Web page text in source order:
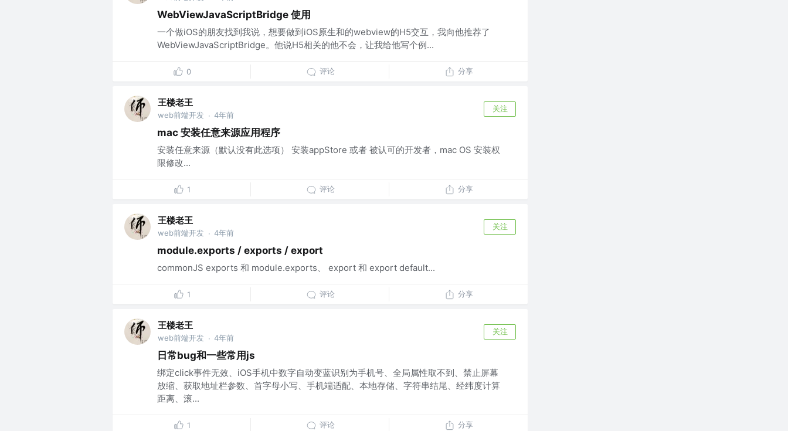
WebViewJavaScriptBridge 使用
一个做iOS的朋友找到我说，想要做到iOS原生和的webview的H5交互，我向他推荐了
WebViewJavaScriptBridge。他说H5相关的他不会，让我给他写个例...
0 评论 分享
王楼老王
web前端开发 · 4年前
关注
mac 安装任意来源应用程序
安装任意来源（默认没有此选项） 安装appStore 或者 被认可的开发者，mac OS 安装权
限修改...
1 评论 分享
王楼老王
web前端开发 · 4年前
关注
module.exports / exports / export
commonJS exports 和 module.exports、 export 和 export default...
1 评论 分享
王楼老王
web前端开发 · 4年前
关注
日常bug和一些常用js
绑定click事件无效、iOS手机中数字自动变蓝识别为手机号、全局属性取不到、禁止屏幕
放缩、获取地址栏参数、首字母小写、手机端适配、本地存储、字符串结尾、经纬度计算
距离、滚...
1 评论 分享